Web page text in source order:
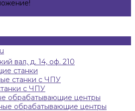
вал, д. 14, оф. 210
станки
станки с ЧПУ
с ЧПУ
обрабатывающие центры
обрабатывающие центры